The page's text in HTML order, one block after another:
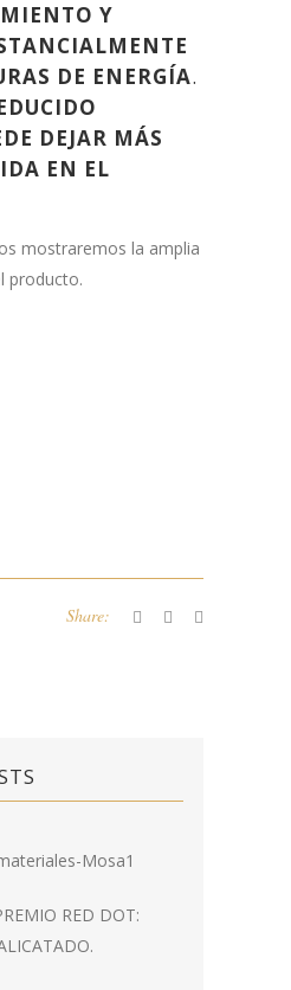
Y
DE ENERGÍA.
DEJAR MÁS
EN EL
mostraremos la amplia
producto.
Share:
RED DOT: